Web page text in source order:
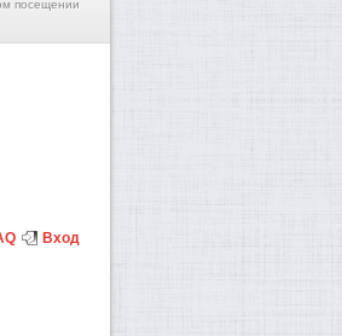
посещении
Вход